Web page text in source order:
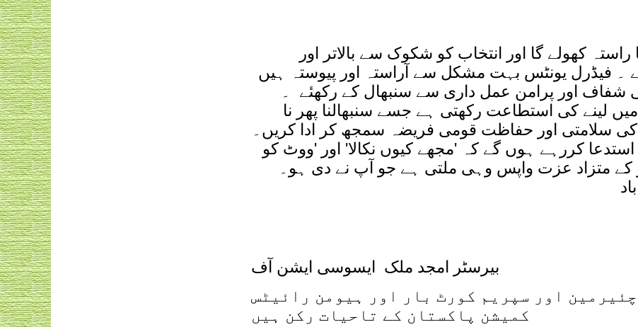
کھولے گا اور انتخاب کو شکوک سے بالاتر اور
۔ فیڈرل یونٹس بہت مشکل سے آراستہ اور پیوستہ ہیں
شفاف اور پرامن عمل داری سے سنبھال کے رکھئے
۔
لینے کی استطاعت رکھتی ہے جسے سنبھالنا پھر نا
کی سلامتی اور حفاظت قومی فریضہ سمجھ کر ادا کریں۔
استدعا کررہے ہوں گے کہ 'مجھے کیوں نکالا' اور 'ووٹ کو
کے متزاد عزت واپس وہی ملتی ہے جو آپ نے دی ہو۔
بیرسٹر امجد ملک ایسوسی ایشن آف
چئیرمین اور سپریم کورٹ بار اور ہیومن رائیٹس
کمیشن پاکستان کے تاحیات رکن ہیں